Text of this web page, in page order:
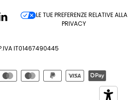
LE TUE PREFERENZE RELATIVE ALLA
PRIVACY
IT01467490445